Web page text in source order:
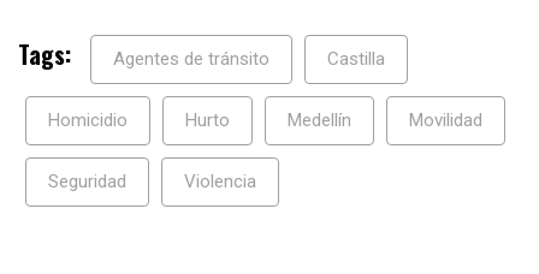
Tags: Agentes de tránsito Castilla
Homicidio Hurto Medellín Movilidad
Seguridad Violencia